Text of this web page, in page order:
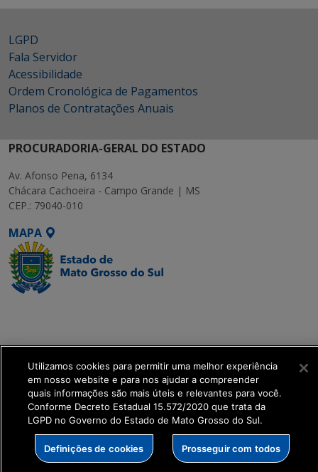
LGPD
Fala Servidor
Acessibilidade
Ordem Cronológica de Pagamentos
Planos de Contratações Anuais
PROCURADORIA-GERAL DO ESTADO
Av. Afonso Pena, 6134
Chácara Cachoeira - Campo Grande | MS
CEP.: 79040-010
MAPA
Transformação Digital
get_footer();
Utilizamos cookies para permitir uma melhor experiência
em nosso website e para nos ajudar a compreender
quais informações são mais úteis e relevantes para você.
Conforme Decreto Estadual 15.572/2020 que trata da
LGPD no Governo do Estado de Mato Grosso do Sul.
Definições de cookies Prosseguir com todos